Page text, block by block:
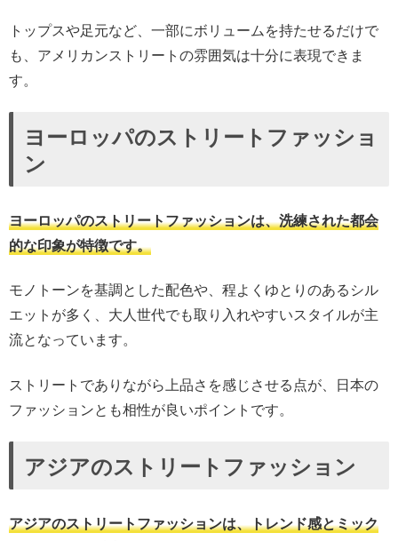
トップスや足元など、一部にボリュームを持たせるだけで
も、アメリカンストリートの雰囲気は十分に表現できま
す。
ヨーロッパのストリートファッショ
ン
ヨーロッパのストリートファッションは、洗練された都会
的な印象が特徴です。
モノトーンを基調とした配色や、程よくゆとりのあるシル
エットが多く、大人世代でも取り入れやすいスタイルが主
流となっています。
ストリートでありながら上品さを感じさせる点が、日本の
ファッションとも相性が良いポイントです。
アジアのストリートファッション
アジアのストリートファッションは、トレンド感とミック